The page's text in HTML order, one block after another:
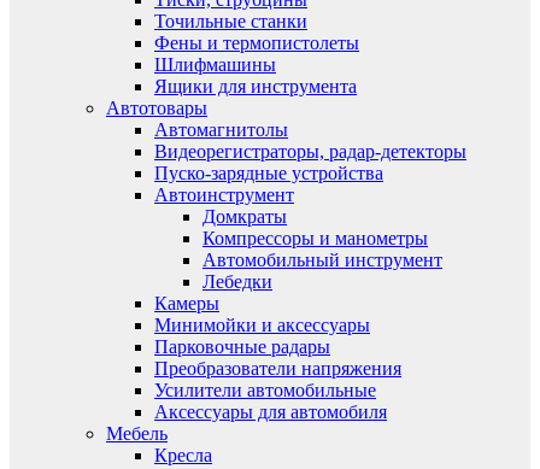
Точильные станки
Фены и термопистолеты
Шлифмашины
Ящики для инструмента
Автотовары
Автомагнитолы
Видеорегистраторы, радар-детекторы
Пуско-зарядные устройства
Автоинструмент
Домкраты
Компрессоры и манометры
Автомобильный инструмент
Лебедки
Камеры
Минимойки и аксессуары
Парковочные радары
Преобразователи напряжения
Усилители автомобильные
Аксессуары для автомобиля
Мебель
Кресла